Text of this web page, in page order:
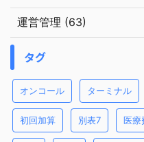
運営管理 (63)
タグ
オンコール ターミナル
初回加算 別表7 医療